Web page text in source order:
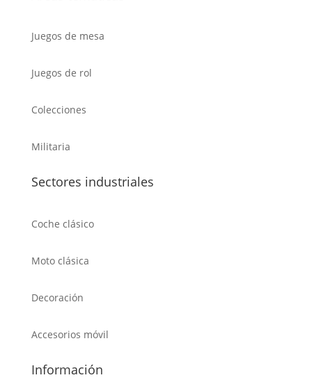
Juegos de mesa
Juegos de rol
Colecciones
Militaria
Sectores industriales
Coche clásico
Moto clásica
Decoración
Accesorios móvil
Información